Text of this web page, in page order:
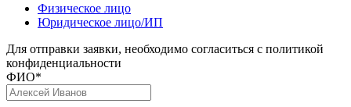
Физическое лицо
Юридическое лицо/ИП
Для отправки заявки, необходимо согласиться с политикой
конфиденциальности
ФИО*